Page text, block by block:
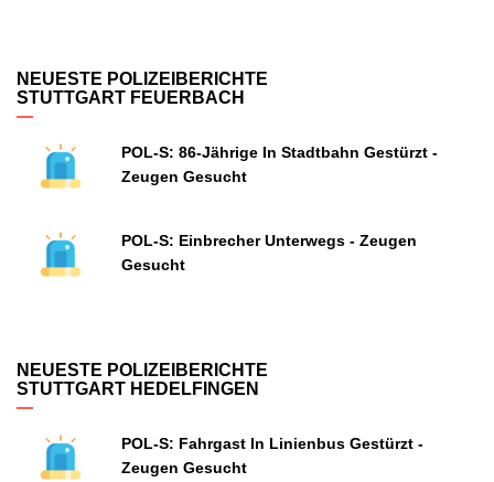
NEUESTE POLIZEIBERICHTE
STUTTGART FEUERBACH
POL-S: 86-Jährige In Stadtbahn Gestürzt -
Zeugen Gesucht
POL-S: Einbrecher Unterwegs - Zeugen
Gesucht
NEUESTE POLIZEIBERICHTE
STUTTGART HEDELFINGEN
POL-S: Fahrgast In Linienbus Gestürzt -
Zeugen Gesucht